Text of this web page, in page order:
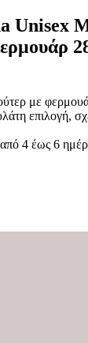
Unisex
με
επιλογή,
4 έως 6